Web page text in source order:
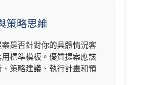
策略思維
是否針對你的具體情況客
標準模板。優質提案應該
策略建議、執行計畫和預